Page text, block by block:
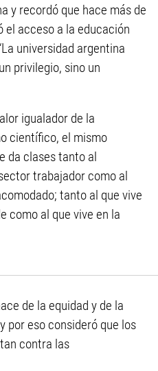
y recordó que hace más de
el acceso a la educación
universidad argentina
privilegio, sino un
igualador de la
científico, el mismo
da clases tanto al
trabajador como al
tanto al que vive
como al que vive en la
de la equidad y de la
por eso consideró que los
contra las